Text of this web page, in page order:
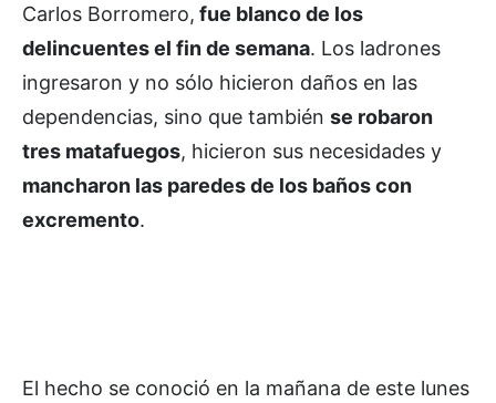
Carlos Borromero, fue blanco de los
delincuentes el fin de semana. Los ladrones
ingresaron y no sólo hicieron daños en las
dependencias, sino que también se robaron
tres matafuegos, hicieron sus necesidades y
mancharon las paredes de los baños con
excremento.
El hecho se conoció en la mañana de este lunes